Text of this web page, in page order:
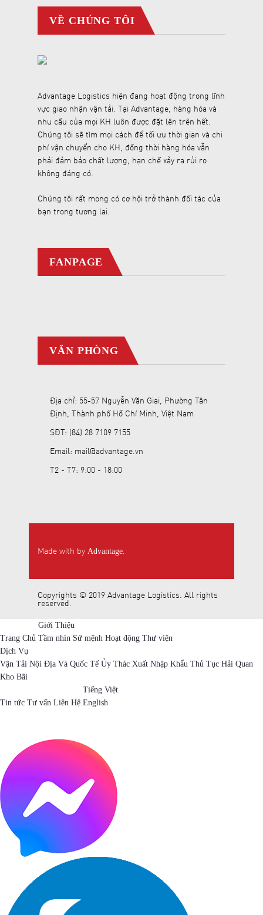
VỀ CHÚNG TÔI
Advantage Logistics hiện đang hoạt động trong lĩnh
vực giao nhận vận tải. Tại Advantage, hàng hóa và
nhu cầu của mọi KH luôn được đặt lên trên hết.
Chúng tôi sẽ tìm mọi cách để tối ưu thời gian và chi
phí vận chuyển cho KH, đồng thời hàng hóa vẫn
phải đảm bảo chất lượng, hạn chế xảy ra rủi ro
không đáng có.
Chúng tôi rất mong có cơ hội trở thành đối tác của
bạn trong tương lai.
FANPAGE
VĂN PHÒNG
Địa chỉ: 55-57 Nguyễn Văn Giai, Phường Tân
Định, Thành phố Hồ Chí Minh, Việt Nam
SĐT: (84) 28 7109 7155
Email: mail@advantage.vn
T2 - T7: 9:00 - 18:00
Made with by Advantage.
Copyrights © 2019 Advantage Logistics. All rights
reserved.
Trang Chủ
Giới Thiệu
Tầm nhìn Sứ mệnh Hoạt động Thư viện
Dịch Vụ
Vận Tải Nội Địa Và Quốc Tế Ủy Thác Xuất Nhập Khẩu Thủ Tục Hải Quan
Kho Bãi
Tin tức Tư vấn Liên Hệ
Tiếng Việt
English